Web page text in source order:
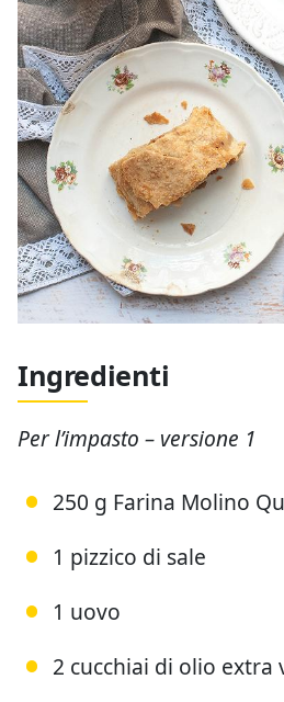
Ingredienti
Per l’impasto – versione 1
250 g Farina Molino
1 pizzico di sale
1 uovo
2 cucchiai di olio extra